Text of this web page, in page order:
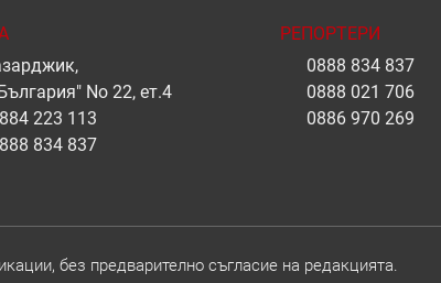
No 22, ет.4
223 113
834 837
РЕПОРТЕРИ
0888 834 837
0888 021 706
0886 970 269
без предварително съгласие на редакцията.